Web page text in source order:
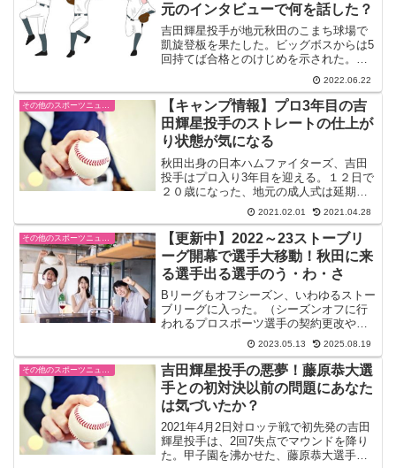
元のインタビューで何を話した？
吉田輝星投手が地元秋田のこまち球場で
凱旋登板を果たした。ビッグボスからは5
回持てば合格とのけじめを示された。ホ
ームの楽天はまるでアウエーさながらの
雰囲気に包まれた。吉田投手がストライ
クや打者を打ち取るたびに、万雷の拍手
が鳴り響いた。確かに前...
2022.06.22
その他のスポーツニュース
【キャンプ情報】プロ3年目の吉
田輝星投手のストレートの仕上が
り状態が気になる
秋田出身の日本ハムファイターズ、吉田
投手はプロ入り3年目を迎える。１２日で
２０歳になった、地元の成人式は延期に
なったようだ。年末年始には帰省して３
週間トレーニングに励み、徹底的に走り
こんだよう。あまりにも筋肉が痛く「寝
正月」に。それにしても...
2021.02.01 2021.04.28
【更新中】2022～23ストーブリ
ーグ開幕で選手大移動！秋田に来
る選手出る選手のう・わ・さ
Bリーグもオフシーズン、いわゆるストー
ブリーグに入った。（シーズンオフに行
われるプロスポーツ選手の契約更改や移
籍の動きなどの話題のこと。名称の由来
は、プロ野球のオフシーズンである「ス
トーブの必要な季節に取り交わされるフ
ァンの噂話」からきてお...
2023.05.13 2025.08.19
吉田輝星投手の悪夢！藤原恭大選
手との初対決以前の問題にあなた
は気づいたか？
2021年4月2日対ロッテ戦で初先発の吉田
輝星投手は、2回7失点でマウンドを降り
た。甲子園を沸かせた、藤原恭大選手と